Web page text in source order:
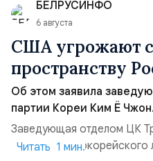
ключом к позитивному пов...
БЕЛРУСИНФО
6 августа
США угрожают
пространству
Об этом заявила
партии Кореи Ким Ё Чжон.
Заведующая отделом ЦК
сестра Читать 1 мин.
Уважаемые друзья,
оформить ежемесячную
на почте России!
«Национальный Курс»,
информационно-